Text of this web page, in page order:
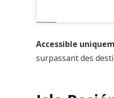
Accessible
surpassant des